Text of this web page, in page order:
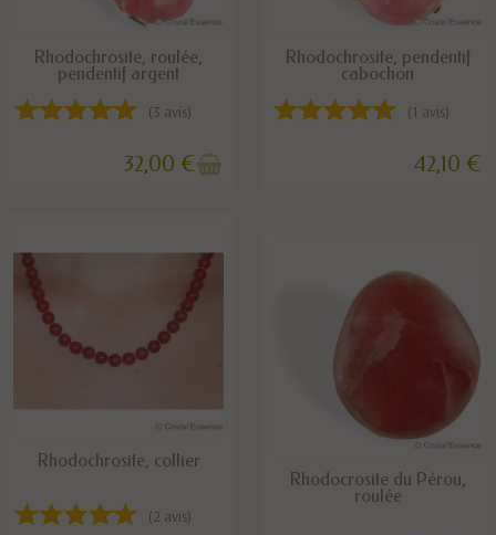
RUPTURE DE STOCK
Rhodochrosite, roulée,
pendentif argent
(3 avis)
32,00 €
DISPONIBLE
Rhodochrosite, pendentif
cabochon
(1 avis)
42,10 €
DISPONIBLE
Rhodochrosite, collier
(2 avis)
DISPONIBLE
Rhodocrosite du Pérou,
roulée